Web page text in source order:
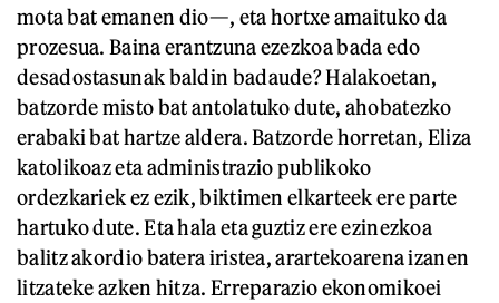
mota bat emanen dio—, eta hortxe amaituko da
prozesua. Baina erantzuna ezezkoa bada edo
desadostasunak baldin badaude? Halakoetan,
batzorde misto bat antolatuko dute, ahobatezko
erabaki bat hartze aldera. Batzorde horretan, Eliza
katolikoaz eta administrazio publikoko
ordezkariek ez ezik, biktimen elkarteek ere parte
hartuko dute. Eta hala eta guztiz ere ezinezkoa
balitz akordio batera iristea, arartekoarena izanen
litzateke azken hitza. Erreparazio ekonomikoei